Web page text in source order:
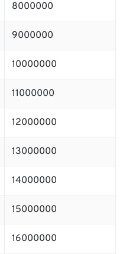
8000000
9000000
10000000
11000000
12000000
13000000
14000000
15000000
16000000